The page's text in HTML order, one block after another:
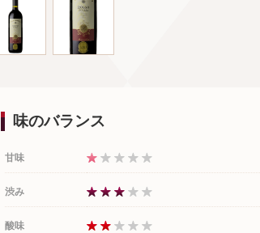
味のバランス
甘味
渋み
酸味